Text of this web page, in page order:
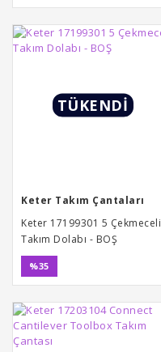
TÜKENDİ
Keter Takım Çantaları
Keter 17199301 5 Çekmeceli
Takım Dolabı - BOŞ
%35